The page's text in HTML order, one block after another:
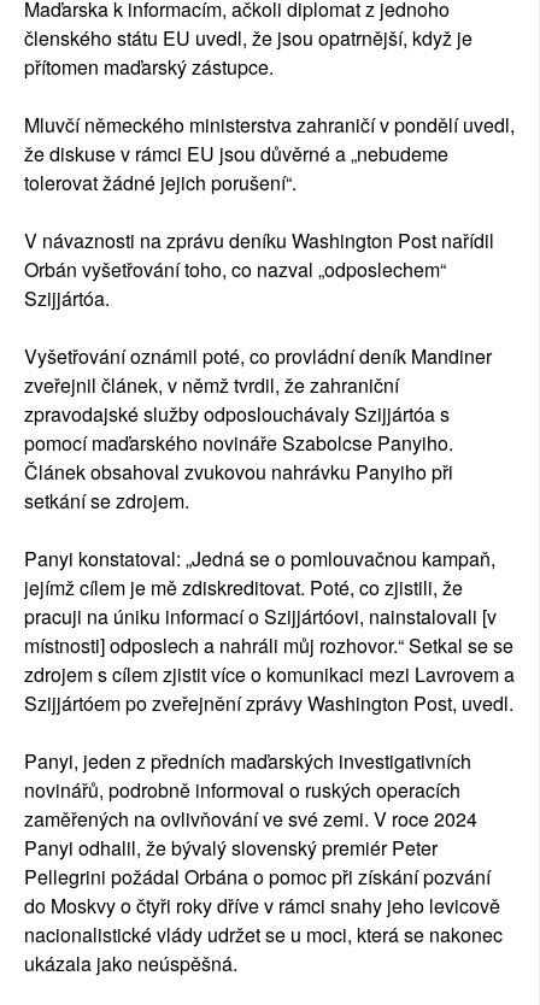
Maďarska k informacím, ačkoli diplomat z jednoho
členského státu EU uvedl, že jsou opatrnější, když je
přítomen maďarský zástupce.
Mluvčí německého ministerstva zahraničí v pondělí uvedl,
že diskuse v rámci EU jsou důvěrné a „nebudeme
tolerovat žádné jejich porušení“.
V návaznosti na zprávu deníku Washington Post nařídil
Orbán vyšetřování toho, co nazval „odposlechem“
Szijjártóa.
Vyšetřování oznámil poté, co provládní deník Mandiner
zveřejnil článek, v němž tvrdil, že zahraniční
zpravodajské služby odposlouchávaly Szijjártóa s
pomocí maďarského novináře Szabolcse Panyiho.
Článek obsahoval zvukovou nahrávku Panyiho při
setkání se zdrojem.
Panyi konstatoval: „Jedná se o pomlouvačnou kampaň,
jejímž cílem je mě zdiskreditovat. Poté, co zjistili, že
pracuji na úniku informací o Szijjártóovi, nainstalovali [v
místnosti] odposlech a nahráli můj rozhovor.“ Setkal se se
zdrojem s cílem zjistit více o komunikaci mezi Lavrovem a
Szijjártóem po zveřejnění zprávy Washington Post, uvedl.
Panyi, jeden z předních maďarských investigativních
novinářů, podrobně informoval o ruských operacích
zaměřených na ovlivňování ve své zemi. V roce 2024
Panyi odhalil, že bývalý slovenský premiér Peter
Pellegrini požádal Orbána o pomoc při získání pozvání
do Moskvy o čtyři roky dříve v rámci snahy jeho levicově
nacionalistické vlády udržet se u moci, která se nakonec
ukázala jako neúspěšná.